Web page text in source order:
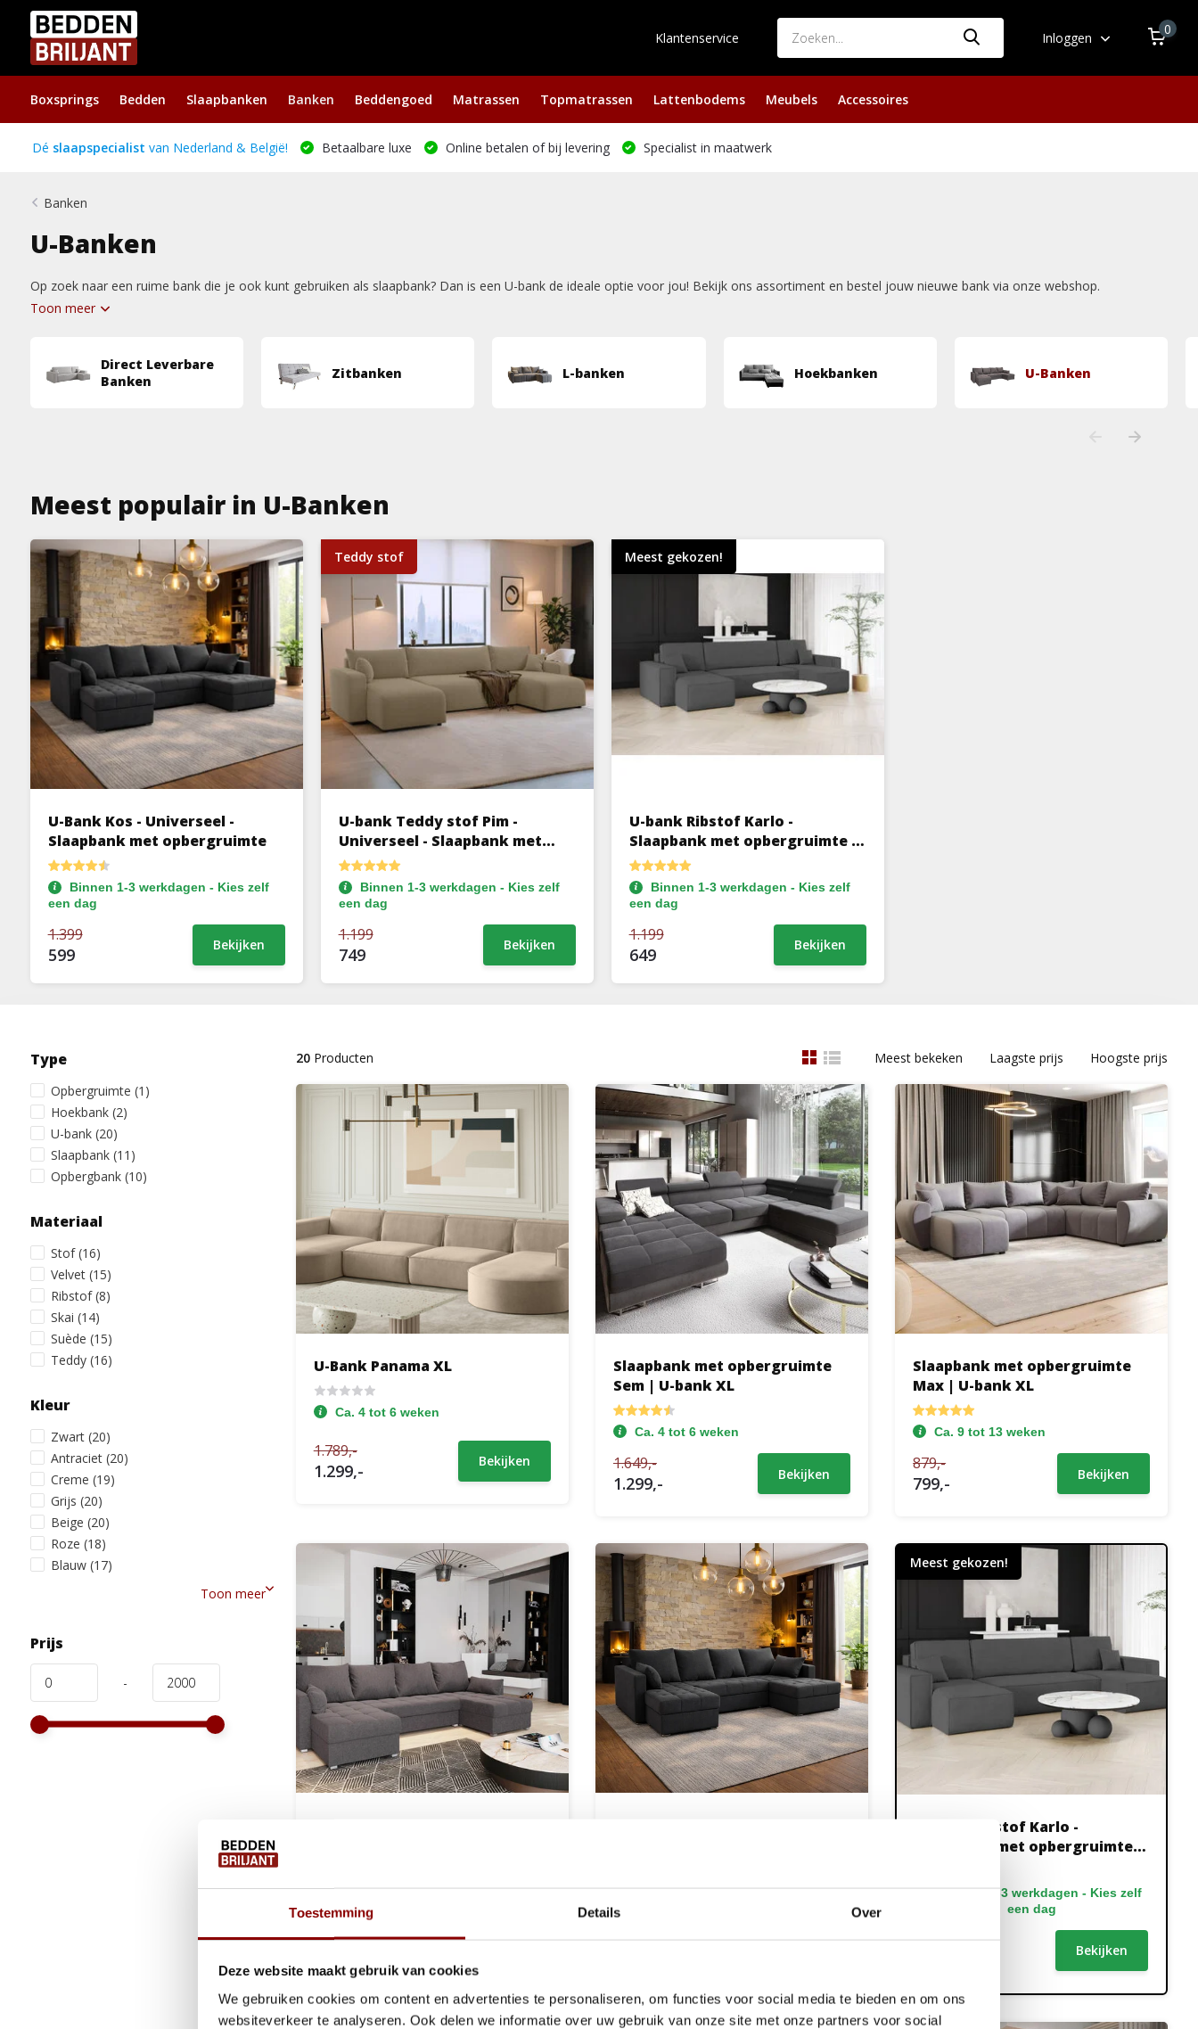
Toestemming Details Over
Deze website maakt gebruik van cookies
We gebruiken cookies om content en advertenties te personaliseren, om functies voor social media te bieden en om ons
websiteverkeer te analyseren. Ook delen we informatie over uw gebruik van onze site met onze partners voor social
Klantenservice Inloggen
0
Boxsprings Bedden Slaapbanken Banken Beddengoed Matrassen Topmatrassen Lattenbodems Meubels Accessoires
Dé slaapspecialist van Nederland & België! Betaalbare luxe Online betalen of bij levering Specialist in maatwerk
Banken
U-Banken
Op zoek naar een ruime bank die je ook kunt gebruiken als slaapbank? Dan is een U-bank de ideale optie voor jou! Bekijk ons assortiment en bestel jouw nieuwe bank via onze webshop.
Toon meer
Direct Leverbare
Banken
Zitbanken L-banken Hoekbanken U-Banken
Meest populair in U-Banken
U-Bank Kos - Universeel -
Slaapbank met opbergruimte
Binnen 1-3 werkdagen - Kies zelf
een dag
1.399
599 Bekijken
Teddy stof
U-bank Teddy stof Pim -
Universeel - Slaapbank met
opbergruimte
Binnen 1-3 werkdagen - Kies zelf
een dag
1.199
749 Bekijken
Meest gekozen!
U-bank Ribstof Karlo -
Slaapbank met opbergruimte -
4 zits
Binnen 1-3 werkdagen - Kies zelf
een dag
1.199
649 Bekijken
Type
Opbergruimte (1)
Hoekbank (2)
U-bank (20)
Slaapbank (11)
Opbergbank (10)
Materiaal
Stof(16)
Velvet (15)
Ribstof(8)
Skai (14)
Suède (15)
Teddy (16)
Kleur
Zwart (20)
Antraciet (20)
Creme (19)
Grijs (20)
Beige (20)
Roze (18)
Blauw (17)
Toon meer
Prijs
-
20Producten Meest bekeken Laagste prijs Hoogste prijs
U-Bank Panama XL
Ca. 4 tot 6 weken
1.789,-
1.299,- Bekijken
Slaapbank met opbergruimte
Sem | U-bank XL
Ca. 4 tot 6 weken
1.649,-
1.299,- Bekijken
Slaapbank met opbergruimte
Max | U-bank XL
Ca. 9 tot 13 weken
879,-
799,- Bekijken
Ca. 4 tot 6 weken
1.099,-
599,-
Binnen 1-3 werkdagen - Kies zelf
1.399,-
Meest gekozen!
U-bank Ribstof Karlo -
Slaapbank met opbergruimte -
Binnen 1-3 werkdagen - Kies zelf
een dag
1.199,-
Bekijken